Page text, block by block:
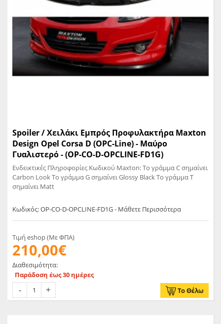
Spoiler / Χειλάκι Εμπρός Προφυλακτήρα Maxton
Design Opel Corsa D (OPC-Line) - Mαύρο
Γυαλιστερό - (OP-CO-D-OPCLINE-FD1G)
Ενδεικτικές Πληροφορίες Κωδικού Maxton: Το γράμμα C σημαίνει
Carbon Look Το γράμμα G σημαίνει Glossy Black Το γράμμα T
σημαίνει Matt
Κωδικός: OP-CO-D-OPCLINE-FD1G - Μάθετε Περισσότερα
Τιμή eshop (Με ΦΠΑ)
210,00€
Διαθεσιμότητα:
Παράδοση έως 30 ημέρες
Το Θέλω